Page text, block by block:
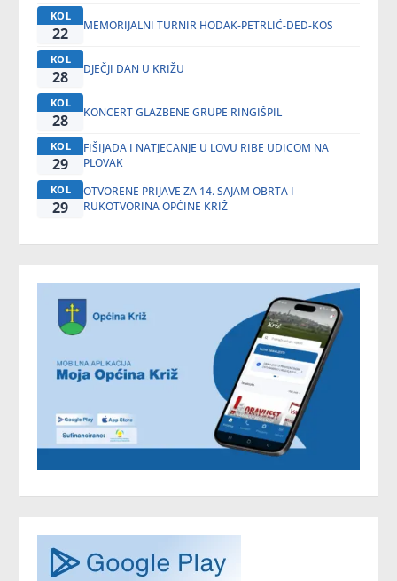
KOL
22 MEMORIJALNI TURNIR HODAK-PETRLIĆ-DED-KOS
KOL
28 DJEČJI DAN U KRIŽU
KOL
28 KONCERT GLAZBENE GRUPE RINGIŠPIL
KOL
29
FIŠIJADA I NATJECANJE U LOVU RIBE UDICOM NA
PLOVAK
KOL
29
OTVORENE PRIJAVE ZA 14. SAJAM OBRTA I
RUKOTVORINA OPĆINE KRIŽ